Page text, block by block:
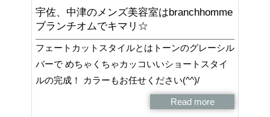
宇佐、中津のメンズ美容室はbranchhomme
ブランチオムでキマリ☆
フェートカットスタイルとはトーンのグレーシル
バーで めちゃくちゃカッコいいショートスタイ
ルの完成！ カラーもお任せください(^^)/
Read more